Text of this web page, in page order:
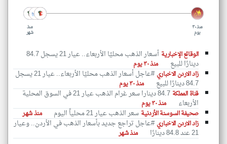
منذ
شهر
منذ ٣٠
يوم
الوقائع الإخبارية أسعار الذهب محليًا الأربعاء.. عيار 21 يسجل 84.7
دينارًا للبيع
منذ ٣٠ يوم
زاد الاردن الاخباري
#عاجل أسعار الذهب محليًا الأربعاء.. عيار 21 يسجل
84.7 دينارًا للبيع
منذ ٣٠ يوم
قناة المملكة
84.7 دينارا سعر غرام الذهب عيار 21 في السوق المحلية
الأربعاء
منذ ٣٠ يوم
صحيفة السوسنة الأردنية سعر الذهب عيار 21 محلياً اليوم
منذ شهر
زاد الاردن الاخباري #عاجل تراجع جديد بأسعار الذهب في الأردن.. وعيار
21 عند 84.8 دينارًا منذ شهر